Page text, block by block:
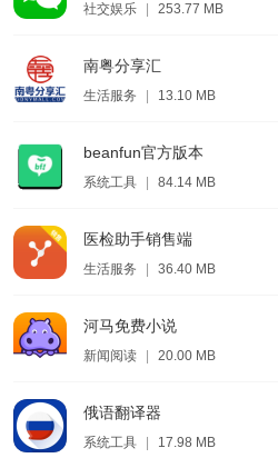
社交娱乐 253.77 MB
南粤分享汇
生活服务 13.10 MB
beanfun官方版本
系统工具 84.14 MB
医检助手销售端
生活服务 36.40 MB
河马免费小说
新闻阅读 20.00 MB
俄语翻译器
系统工具 17.98 MB